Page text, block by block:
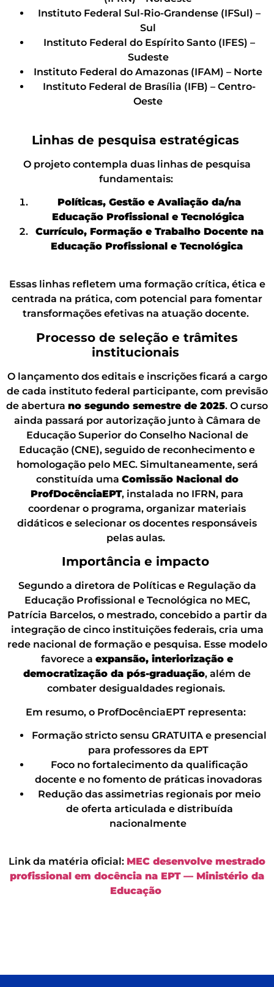
Instituto Federal Sul-Rio-Grandense (IFSul) –
Sul
Instituto Federal do Espírito Santo (IFES) –
Sudeste
Instituto Federal do Amazonas (IFAM) – Norte
Instituto Federal de Brasília (IFB) – Centro-
Oeste
Linhas de pesquisa estratégicas
O projeto contempla duas linhas de pesquisa
fundamentais:
Políticas, Gestão e Avaliação da/na
Educação Profissional e Tecnológica
Currículo, Formação e Trabalho Docente na
Educação Profissional e Tecnológica
Essas linhas refletem uma formação crítica, ética e
centrada na prática, com potencial para fomentar
transformações efetivas na atuação docente.
Processo de seleção e trâmites
institucionais
O lançamento dos editais e inscrições ficará a cargo
de cada instituto federal participante, com previsão
de abertura no segundo semestre de 2025. O curso
ainda passará por autorização junto à Câmara de
Educação Superior do Conselho Nacional de
Educação (CNE), seguido de reconhecimento e
homologação pelo MEC. Simultaneamente, será
constituída uma Comissão Nacional do
ProfDocênciaEPT, instalada no IFRN, para
coordenar o programa, organizar materiais
didáticos e selecionar os docentes responsáveis
pelas aulas.
Importância e impacto
Segundo a diretora de Políticas e Regulação da
Educação Profissional e Tecnológica no MEC,
Patrícia Barcelos, o mestrado, concebido a partir da
integração de cinco instituições federais, cria uma
rede nacional de formação e pesquisa. Esse modelo
favorece a expansão, interiorização e
democratização da pós-graduação, além de
combater desigualdades regionais.
Em resumo, o ProfDocênciaEPT representa:
Formação stricto sensu GRATUITA e presencial
para professores da EPT
Foco no fortalecimento da qualificação
docente e no fomento de práticas inovadoras
Redução das assimetrias regionais por meio
de oferta articulada e distribuída
nacionalmente
Link da matéria oficial: MEC desenvolve mestrado
profissional em docência na EPT — Ministério da
Educação